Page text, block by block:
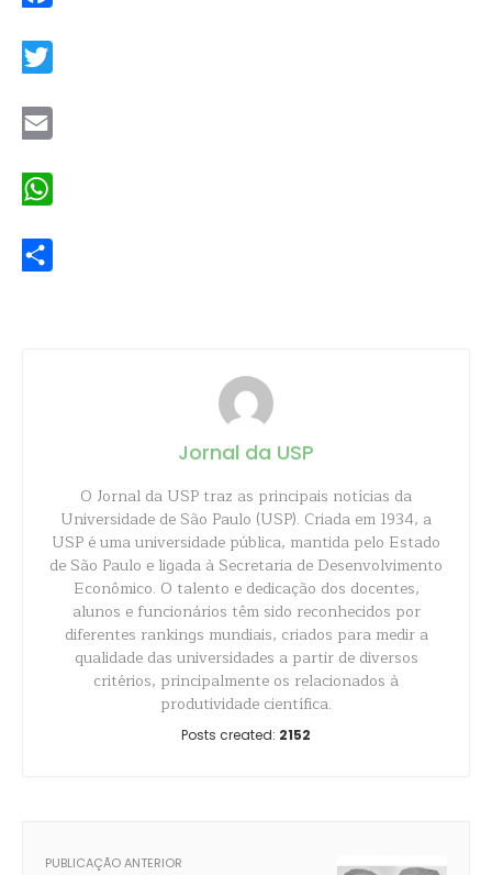
Jornal da USP
O Jornal da USP traz as principais notícias da
Universidade de São Paulo (USP). Criada em 1934, a
USP é uma universidade pública, mantida pelo Estado
de São Paulo e ligada à Secretaria de Desenvolvimento
Econômico. O talento e dedicação dos docentes,
alunos e funcionários têm sido reconhecidos por
diferentes rankings mundiais, criados para medir a
qualidade das universidades a partir de diversos
critérios, principalmente os relacionados à
produtividade científica.
Posts created: 2152
PUBLICAÇÃO ANTERIOR